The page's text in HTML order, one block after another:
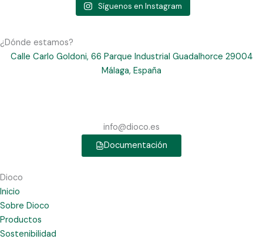
Síguenos en Instagram
¿Dónde estamos?
Calle Carlo Goldoni, 66 Parque Industrial Guadalhorce 29004
Málaga, España
info@dioco.es
Documentación
Dioco
Inicio
Sobre Dioco
Productos
Sostenibilidad